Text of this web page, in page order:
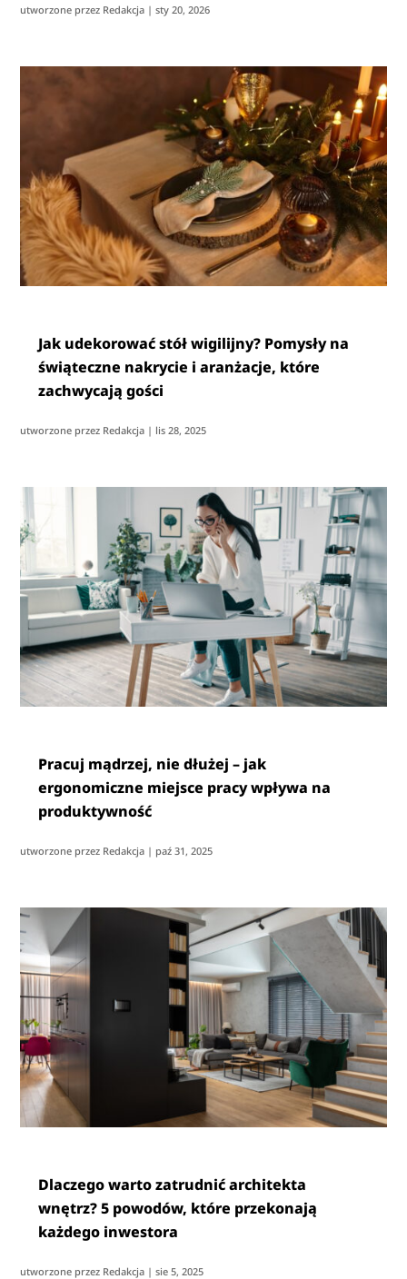
utworzone przez Redakcja |sty 20, 2026
Jak udekorować stół wigilijny? Pomysły na
świąteczne nakrycie i aranżacje, które
zachwycają gości
utworzone przez Redakcja | lis 28, 2025
Pracuj mądrzej, nie dłużej – jak
ergonomiczne miejsce pracy wpływa na
produktywność
utworzone przez Redakcja | paź 31, 2025
Dlaczego warto zatrudnić architekta
wnętrz? 5 powodów, które przekonają
każdego inwestora
utworzone przez Redakcja |sie 5, 2025